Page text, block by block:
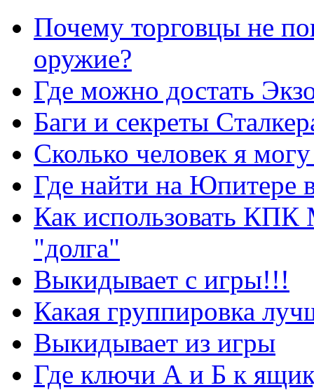
Почему торговцы не
оружие?
Где можно достать
Баги и секреты
Сколько человек я
Где найти на Юпитере
Как использовать
"долга"
Выкидывает с игры!!!
Какая группировка
Выкидывает из игры
Где ключи А и Б к